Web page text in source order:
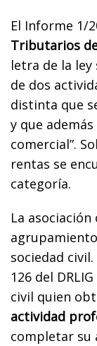
El Informe 1/
Tributarios
letra de la ley
de dos
distinta que
y que
comercial”.
rentas se
categoría.
La
sociedad
126 del
civil quien
actividad
completar su